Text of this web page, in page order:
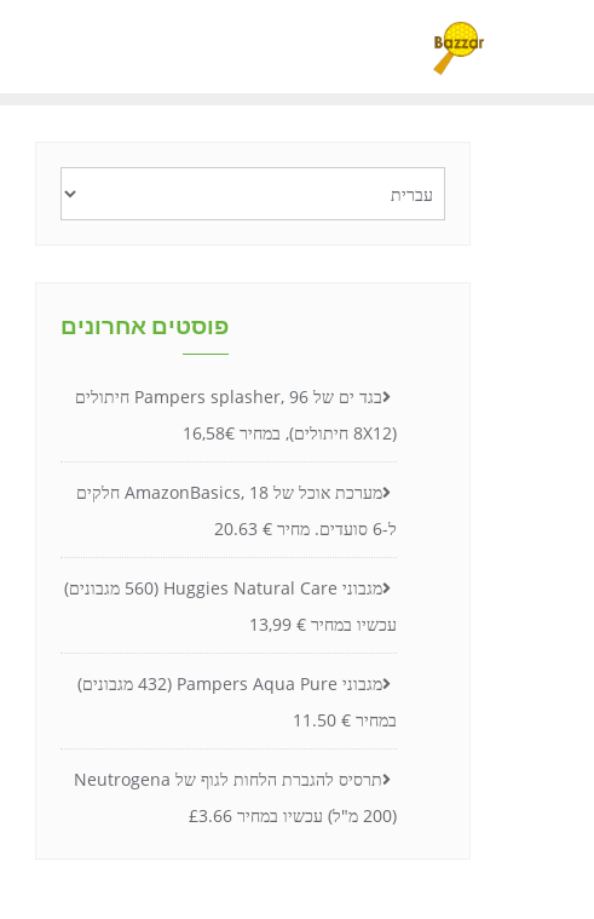
פוסטים אחרונים
בגד ים של Pampers splasher, 96 חיתולים
(8X12 חיתולים), במחיר 16,58€
מערכת אוכל של AmazonBasics, 18 חלקים
ל-6 סועדים. מחיר € 20.63
מגבוני Huggies Natural Care (560 מגבונים)
עכשיו במחיר € 13,99
מגבוני Pampers Aqua Pure (432 מגבונים)
במחיר € 11.50
תרסיס להגברת הלחות לגוף של Neutrogena
(200 מ"ל) עכשיו במחיר £3.66